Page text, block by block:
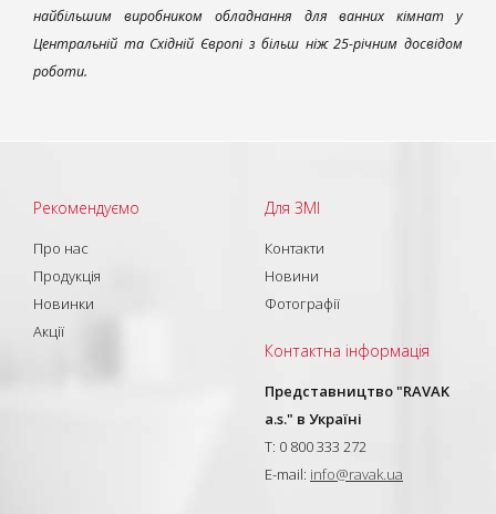
найбільшим виробником обладнання для ванних кімнат у
Центральній та Східній Європі з більш ніж 25-річним досвідом
роботи.
Рекомендуємо
Про нас
Продукція
Новинки
Акції
Для ЗМІ
Контакти
Новини
Фотографії
Контактна інформація
Представництво "RAVAK
a.s." в Україні
T: 0 800 333 272
E-mail: info@ravak.ua